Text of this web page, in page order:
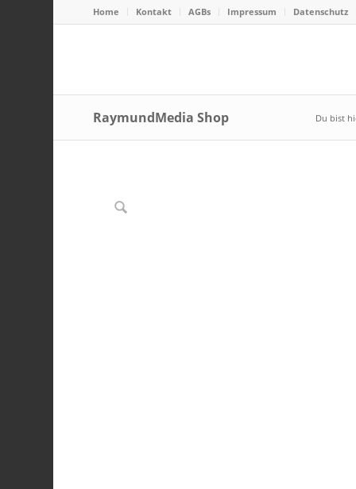
Home Kontakt AGBs Impressum Datenschutz
RaymundMedia Shop Du bist